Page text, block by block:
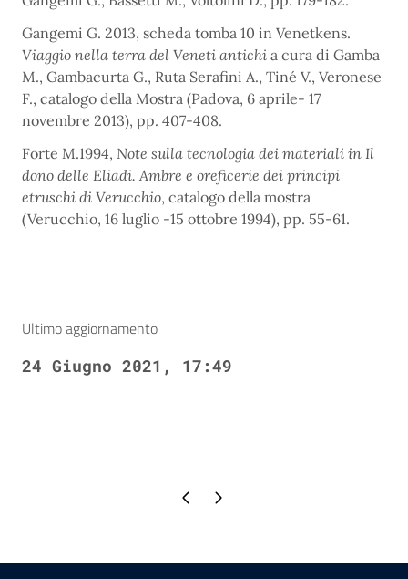
Gangemi G. 2013, scheda tomba 10 in Venetkens.
Viaggio nella terra del Veneti antichi a cura di Gamba
M., Gambacurta G., Ruta Serafini A., Tiné V., Veronese
F., catalogo della Mostra (Padova, 6 aprile- 17
novembre 2013), pp. 407-408.
Forte M.1994, Note sulla tecnologia dei materiali in Il
dono delle Eliadi. Ambre e oreficerie dei principi
etruschi di Verucchio, catalogo della mostra
(Verucchio, 16 luglio -15 ottobre 1994), pp. 55-61.
Ultimo aggiornamento
24 Giugno 2021, 17:49
Pagina precedente
Pagina successiva